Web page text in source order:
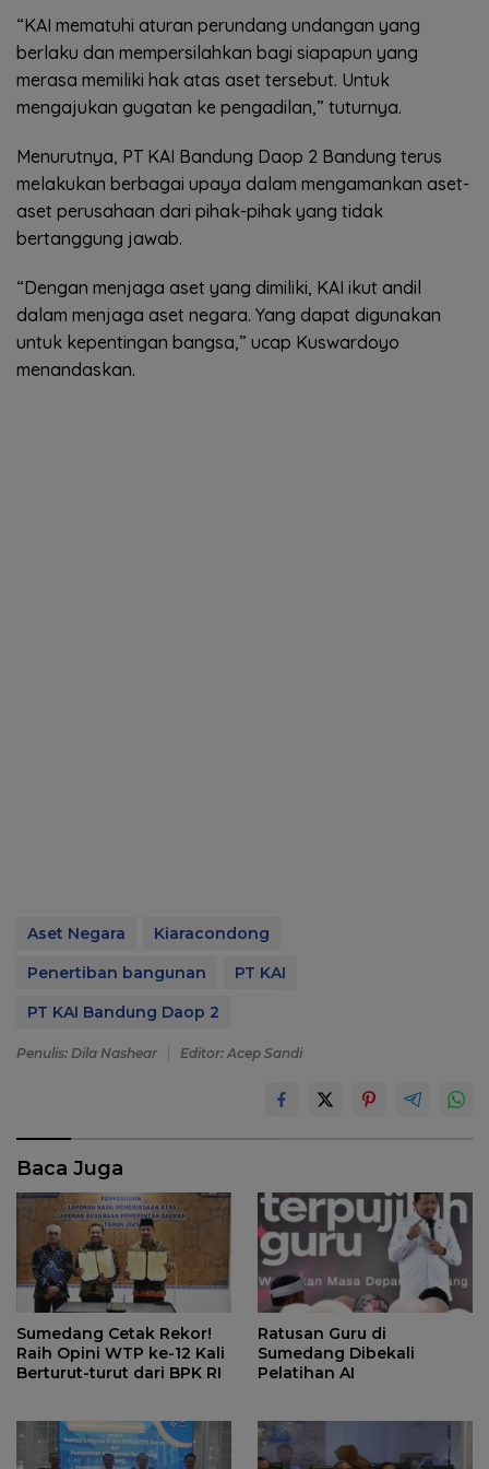
“KAI mematuhi aturan perundang undangan yang
berlaku dan mempersilahkan bagi siapapun yang
merasa memiliki hak atas aset tersebut. Untuk
mengajukan gugatan ke pengadilan,” tuturnya.
Menurutnya, PT KAI Bandung Daop 2 Bandung terus
melakukan berbagai upaya dalam mengamankan aset-
aset perusahaan dari pihak-pihak yang tidak
bertanggung jawab.
“Dengan menjaga aset yang dimiliki, KAI ikut andil
dalam menjaga aset negara. Yang dapat digunakan
untuk kepentingan bangsa,” ucap Kuswardoyo
menandaskan.
Aset Negara
Kiaracondong
Penertiban bangunan
PT KAI
PT KAI Bandung Daop 2
Penulis: Dila Nashear Editor: Acep Sandi
Baca Juga
Sumedang Cetak Rekor!
Raih Opini WTP ke-12 Kali
Berturut-turut dari BPK RI
Ratusan Guru di
Sumedang Dibekali
Pelatihan AI